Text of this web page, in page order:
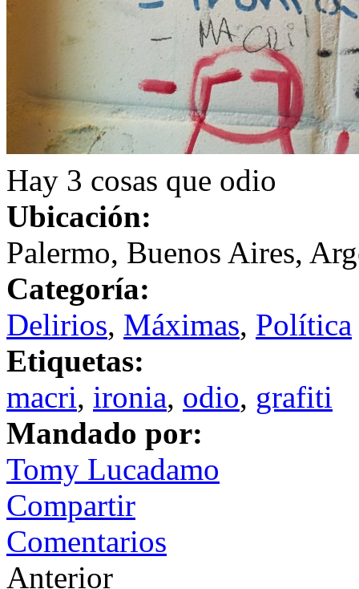
Hay 3 cosas que odio
Ubicación:
Palermo, Buenos Aires,
Categoría:
Delirios, Máximas, Política
Etiquetas:
macri, ironia, odio, grafiti
Mandado por:
Tomy Lucadamo
Compartir
Comentarios
Anterior